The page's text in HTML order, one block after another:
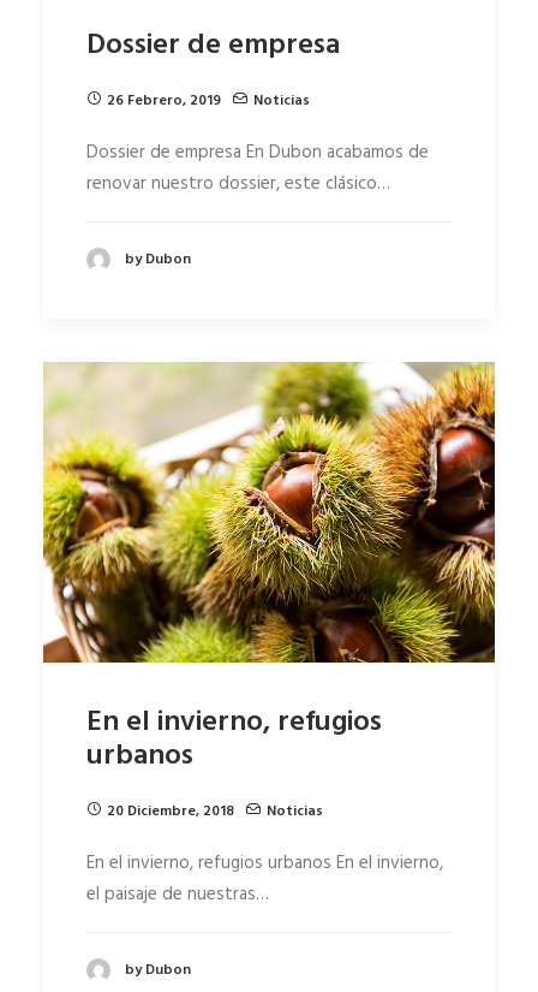
Dossier de empresa
26 Febrero, 2019 Noticias
Dossier de empresa En Dubon acabamos de
renovar nuestro dossier, este clásico…
by Dubon
En el invierno, refugios
urbanos
20 Diciembre, 2018 Noticias
En el invierno, refugios urbanos En el invierno,
el paisaje de nuestras…
by Dubon